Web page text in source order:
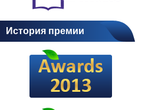
История премии